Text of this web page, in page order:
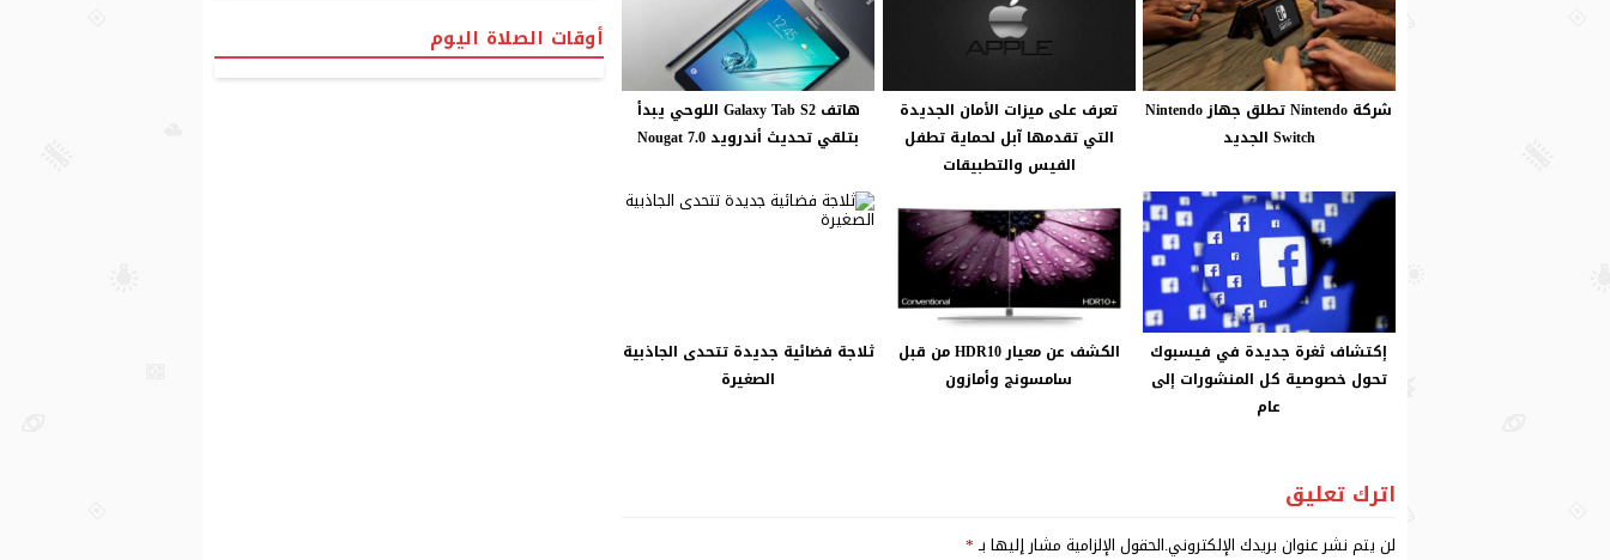
شركة Nintendo تطلق جهاز Nintendo
Switch الجديد
تعرف على ميزات الأمان الجديدة
التي تقدمها آبل لحماية تطفل
الفيس والتطبيقات
هاتف Galaxy Tab S2 اللوحي يبدأ
بتلقي تحديث أندرويد 7.0 Nougat
إكتشاف ثغرة جديدة في فيسبوك
تحول خصوصية كل المنشورات إلى
عام
الكشف عن معيار HDR10 من قبل
سامسونج وأمازون
ثلاجة فضائية جديدة تتحدى الجاذبية
الصغيرة
اترك تعليق
لن يتم نشر عنوان بريدك الإلكتروني.الحقول الإلزامية مشار إليها بـ*
أوقات الصلاة اليوم